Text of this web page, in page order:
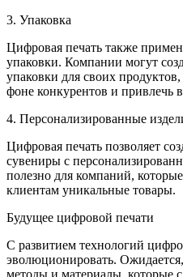
3. Упаковка
Цифровая печать также
упаковки. Компании могут
упаковки для своих
фоне конкурентов и привлечь
4. Персонализированные
Цифровая печать позволяет
сувениры с
полезно для компаний,
клиентам уникальные товары.
Будущее цифровой печати
С развитием технологий
эволюционировать.
методы и материалы, которые